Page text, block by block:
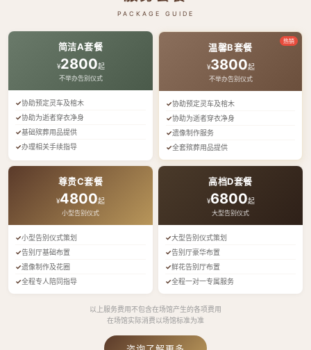
PACKAGE GUIDE
简洁A套餐
¥2800起
不举办告别仪式
协助预定灵车及棺木
协助为逝者穿衣净身
基础殡葬用品提供
办理相关手续指导
热销
温馨B套餐
¥3800起
不举办告别仪式
协助预定灵车及棺木
协助为逝者穿衣净身
遗像制作服务
全套殡葬用品提供
尊贵C套餐
¥4800起
小型告别仪式
小型告别仪式策划
告别厅基础布置
遗像制作及花圈
全程专人陪同指导
高档D套餐
¥6800起
大型告别仪式
大型告别仪式策划
告别厅豪华布置
鲜花告别厅布置
全程一对一专属服务
以上服务费用不包含在场馆产生的各项费用
在场馆实际消费以场馆标准为准